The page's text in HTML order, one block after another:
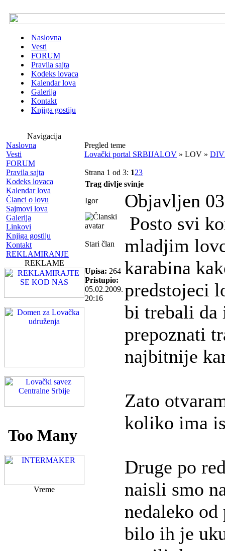
Naslovna
Vesti
FORUM
Pravila sajta
Kodeks lovaca
Kalendar lova
Galerija
Kontakt
Knjiga gostiju
Navigacija
Naslovna
Vesti
FORUM
Pravila sajta
Kodeks lovaca
Kalendar lova
Članci o lovu
Sajmovi lova
Galerija
Linkovi
Knjiga gostiju
Kontakt
REKLAMIRANJE
REKLAME
Vreme
Pregled teme
Lovački portal SRBIJALOV » LOV »
Strana 1 od 3: 123
Trag divlje svinje
Igor
Objavljen
Stari član
Upisa: 264
Pristupio:
05.02.2009.
20:16
Posto svi
mladjim
karabina
predstojeci
bi trebali da
prepoznati
najbitnije
Zato
koliko ima
Druge po
naisli smo
nedaleko od
bilo ih je